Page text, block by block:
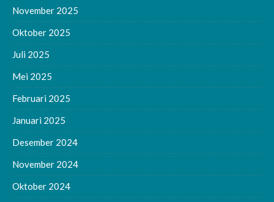
November 2025
Oktober 2025
Juli 2025
Mei 2025
Februari 2025
Januari 2025
Desember 2024
November 2024
Oktober 2024